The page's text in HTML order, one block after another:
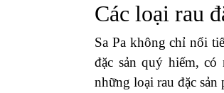
Các loại rau
Sa Pa không chỉ nổi
đặc sản quý hiếm,
những loại rau đặc sản